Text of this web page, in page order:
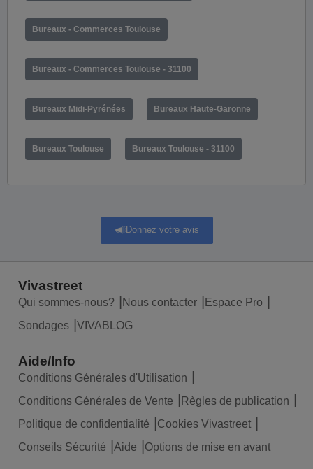
Bureaux - Commerces Toulouse
Bureaux - Commerces Toulouse - 31100
Bureaux Midi-Pyrénées Bureaux Haute-Garonne
Bureaux Toulouse Bureaux Toulouse - 31100
Donnez votre avis
Vivastreet
Qui sommes-nous? Nous contacter
Espace Pro
Sondages
VIVABLOG
Aide/Info
Conditions Générales d'Utilisation
Conditions Générales de Vente
Règles de publication
Politique de confidentialité
Cookies Vivastreet
Conseils Sécurité
Aide Options de mise en avant